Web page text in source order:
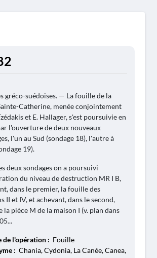
gréco-suédoises. — La fouille de la
Catherine, menée conjointement
et E. Hallager, s'est poursuivie en
l'ouverture de deux nouveaux
l'un au Sud (sondage 18), l'autre à
19).
deux sondages on a poursuivi
du niveau de destruction MR I B,
dans le premier, la fouille des
II et IV, et achevant, dans le second,
la pièce M de la maison I (v. plan dans
de l'opération : Fouille
: Chania, Cydonia, La Canée, Canea,